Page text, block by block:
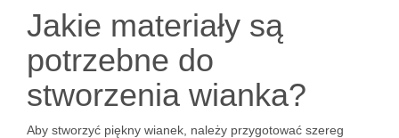
Jakie materiały są
potrzebne do
stworzenia wianka?
Aby stworzyć piękny wianek, należy przygotować szereg